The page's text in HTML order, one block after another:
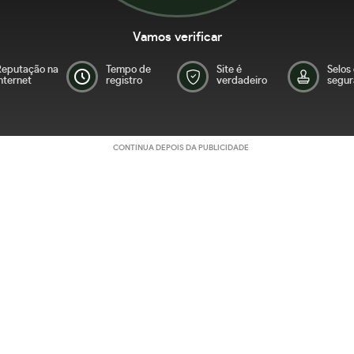
Vamos verificar
na
Tempo de
registro
Site é
verdadeiro
Selos
CONTINUA DEPOIS DA PUBLICIDADE